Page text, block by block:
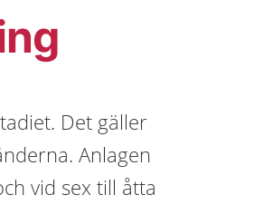
Det gäller
Anlagen
vid sex till åtta